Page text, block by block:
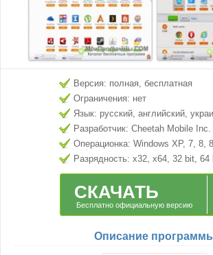
Версия: полная, бесплатная
Ограничения: нет
Язык: русский, английский,
Разработчик: Cheetah Mobile Inc.
Операционка: Windows XP, 7, 8,
Разрядность: x32, x64, 32 bit, 64
СКАЧАТЬ
Бесплатно официальную версию
Описание